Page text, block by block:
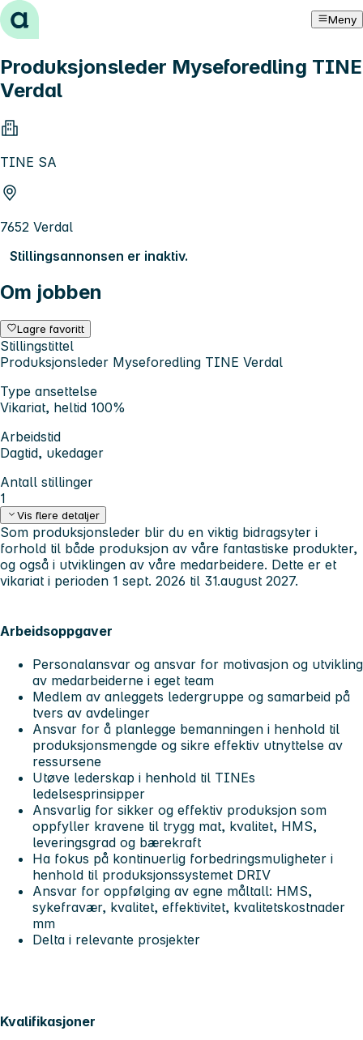
Hopp til innhold Meny
Produksjonsleder Myseforedling TINE
Verdal
TINE SA
7652 Verdal
Stillingsannonsen er inaktiv.
Om jobben
Lagre favoritt
Stillingstittel
Produksjonsleder Myseforedling TINE Verdal
Type ansettelse
Vikariat, heltid 100%
Arbeidstid
Dagtid, ukedager
Antall stillinger
1
Vis flere detaljer
Som produksjonsleder blir du en viktig bidragsyter i
forhold til både produksjon av våre fantastiske produkter,
og også i utviklingen av våre medarbeidere. Dette er et
vikariat i perioden 1 sept. 2026 til 31.august 2027.
Arbeidsoppgaver
Personalansvar og ansvar for motivasjon og utvikling
av medarbeiderne i eget team
Medlem av anleggets ledergruppe og samarbeid på
tvers av avdelinger
Ansvar for å planlegge bemanningen i henhold til
produksjonsmengde og sikre effektiv utnyttelse av
ressursene
Utøve lederskap i henhold til TINEs
ledelsesprinsipper
Ansvarlig for sikker og effektiv produksjon som
oppfyller kravene til trygg mat, kvalitet, HMS,
leveringsgrad og bærekraft
Ha fokus på kontinuerlig forbedringsmuligheter i
henhold til produksjonssystemet DRIV
Ansvar for oppfølging av egne måltall: HMS,
sykefravær, kvalitet, effektivitet, kvalitetskostnader
mm
Delta i relevante prosjekter
Kvalifikasjoner